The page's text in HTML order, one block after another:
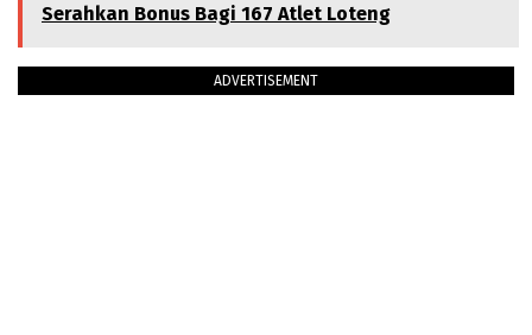
Serahkan Bonus Bagi 167 Atlet Loteng
ADVERTISEMENT